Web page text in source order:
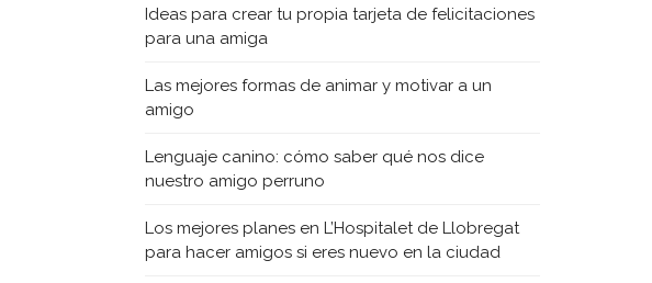
Ideas para crear tu propia tarjeta de felicitaciones
para una amiga
Las mejores formas de animar y motivar a un
amigo
Lenguaje canino: cómo saber qué nos dice
nuestro amigo perruno
Los mejores planes en L’Hospitalet de Llobregat
para hacer amigos si eres nuevo en la ciudad